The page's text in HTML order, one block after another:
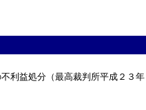
益処分（最高裁判所平成２３年